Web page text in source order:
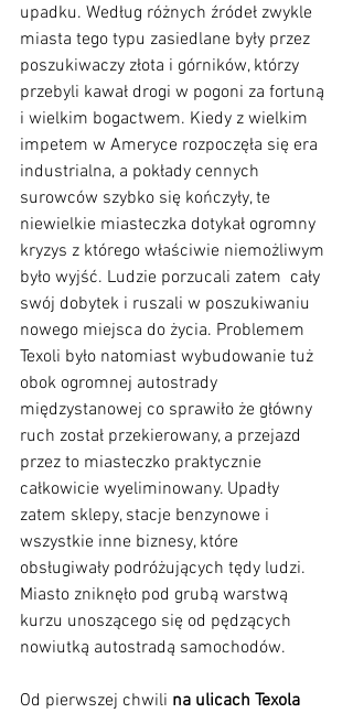
upadku. Według różnych źródeł zwykle
miasta tego typu zasiedlane były przez
poszukiwaczy złota i górników, którzy
przebyli kawał drogi w pogoni za fortuną
i wielkim bogactwem. Kiedy z wielkim
impetem w Ameryce rozpoczęła się era
industrialna, a pokłady cennych
surowców szybko się kończyły, te
niewielkie miasteczka dotykał ogromny
kryzys z którego właściwie niemożliwym
było wyjść. Ludzie porzucali zatem  cały
swój dobytek i ruszali w poszukiwaniu
nowego miejsca do życia. Problemem
Texoli było natomiast wybudowanie tuż
obok ogromnej autostrady
międzystanowej co sprawiło że główny
ruch został przekierowany, a przejazd
przez to miasteczko praktycznie
całkowicie wyeliminowany. Upadły
zatem sklepy, stacje benzynowe i
wszystkie inne biznesy, które
obsługiwały podróżujących tędy ludzi.
Miasto zniknęło pod grubą warstwą
kurzu unoszącego się od pędzących
nowiutką autostradą samochodów.
Od pierwszej chwili na ulicach Texola